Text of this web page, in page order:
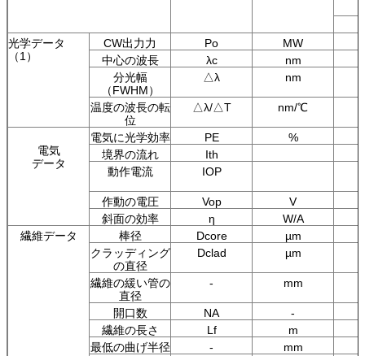
光学データ
（1）
CW出力力 Po MW
中心の波長
λc
nm
分光幅
（FWHM）
△λ nm
温度の波長の転
位
△λ/△T nm/℃
電気
データ
電気に光学効率 PE
%
境界の流れ
Ith
動作電流
IOP
作動の電圧 Vop
V
斜面の効率
η
W/A
繊維データ
棒径 Dcore
µm
クラッディング
の直径
Dclad µm
繊維の緩い管の
直径
- mm
開口数 NA
-
繊維の長さ
Lf
m
最低の曲げ半径
-
mm